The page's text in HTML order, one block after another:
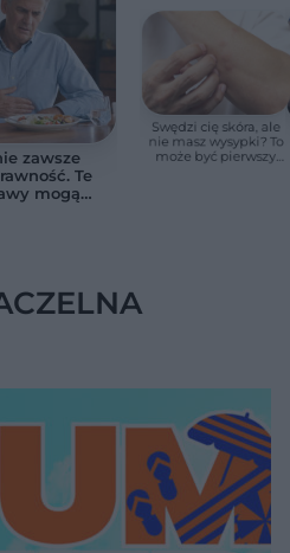
zawsze
Te
mogą
Swędzi cię skóra, ale
nie masz wysypki? To
może być pierwszy